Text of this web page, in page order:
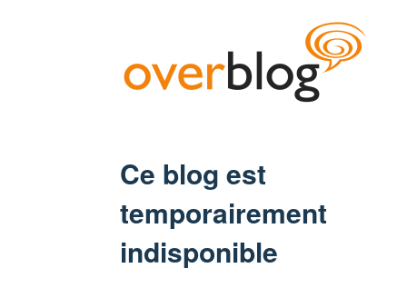
Ce blog est
temporairement
indisponible